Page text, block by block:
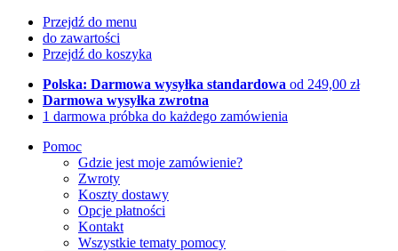
Przejdź do menu
do zawartości
Przejdź do koszyka
Polska: Darmowa wysyłka standardowa od 249,00 zł
Darmowa wysyłka zwrotna
1 darmowa próbka do każdego zamówienia
Pomoc
Gdzie jest moje zamówienie?
Zwroty
Koszty dostawy
Opcje płatności
Kontakt
Wszystkie tematy pomocy